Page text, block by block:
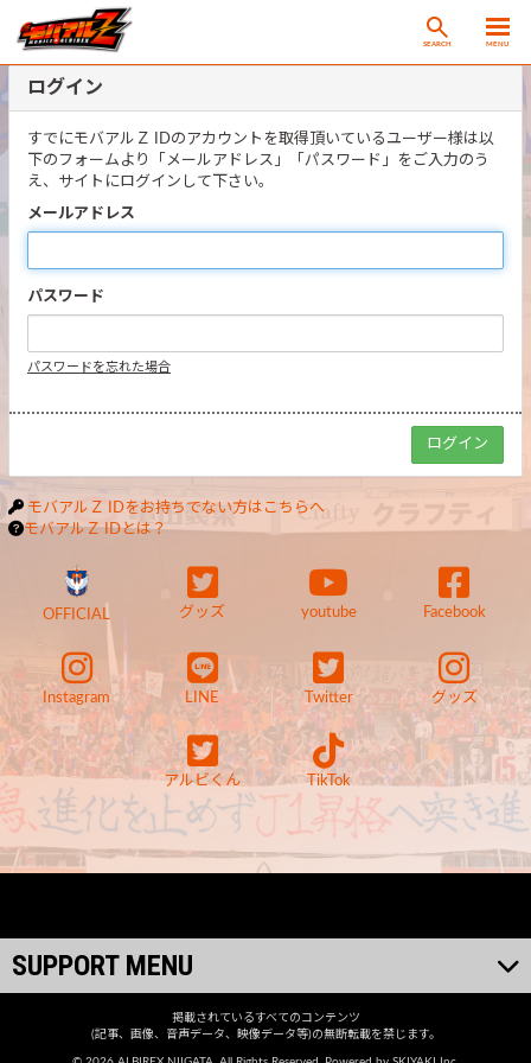
SEARCH MENU
ログイン
すでにモバアルＺ IDのアカウントを取得頂いているユーザー様は以
下のフォームより「メールアドレス」「パスワード」をご入力のう
え、サイトにログインして下さい。
メールアドレス
パスワード
パスワードを忘れた場合
モバアルＺ IDをお持ちでない方はこちらへ
モバアルＺ IDとは？
OFFICIAL グッズ youtube Facebook
Instagram LINE Twitter グッズ
アルビくん TikTok
SUPPORT MENU
掲載されているすべてのコンテンツ
(記事、画像、音声データ、映像データ等)の無断転載を禁じます。